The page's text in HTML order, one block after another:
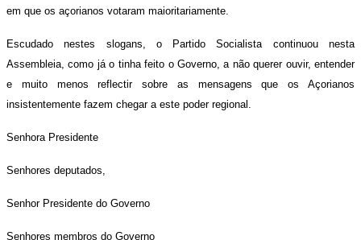
em que os açorianos votaram maioritariamente.
Escudado nestes slogans, o Partido Socialista continuou nesta
Assembleia, como já o tinha feito o Governo, a não querer ouvir, entender
e muito menos reflectir sobre as mensagens que os Açorianos
insistentemente fazem chegar a este poder regional.
Senhora Presidente
Senhores deputados,
Senhor Presidente do Governo
Senhores membros do Governo